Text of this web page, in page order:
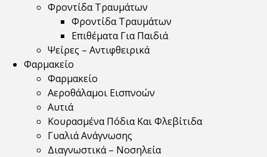
Φροντίδα Τραυμάτων
Φροντίδα Τραυμάτων
Επιθέματα Για Παιδιά
Ψείρες – Αντιφθειρικά
Φαρμακείο
Φαρμακείο
Αεροθάλαμοι Εισπνοών
Αυτιά
Κουρασμένα Πόδια Και Φλεβίτιδα
Γυαλιά Ανάγνωσης
Διαγνωστικά – Νοσηλεία